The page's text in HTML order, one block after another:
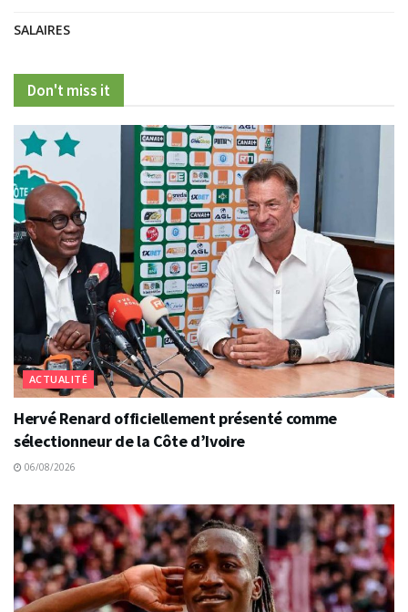
SALAIRES
Don't miss it
ACTUALITÉ
Hervé Renard officiellement présenté comme
sélectionneur de la Côte d’Ivoire
06/08/2026